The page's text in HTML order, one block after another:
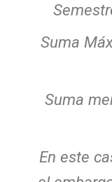
Suma
Suma
En este